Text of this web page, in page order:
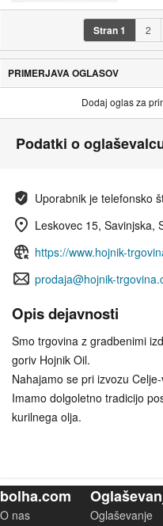
Stran1 2
PRIMERJAVA OGLASOV
Dodaj oglas za
Podatki o
Uporabnik je telefonsko
Leskovec 15, Savinjska,
https://www.hojnik-
prodaja@hojnik-
Opis dejavnosti
Smo trgovina z gradbenimi
goriv Hojnik Oil.
Nahajamo se pri izvozu
Imamo dolgoletno tradicijo
kurilnega olja.
bolha.com
O nas
Oglaševanje